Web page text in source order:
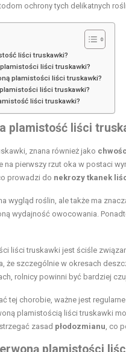
ochrony tych delikatnych
liści truskawki?
liści truskawki?
plamistości liści truskawki?
liści truskawki?
liści truskawki?
plamistość liści
znana również jako
na pierwszy rzut oka w postaci
prowadzi do nekrozy tkanek
wygląd roślin, ale także ma
wydajność owocowania.
liści truskawki jest ściśle
że szczególnie w okresach
rolnicy powinni być bardziej
tej chorobie, ważne jest
plamistością liści truskawki
zasad płodozmianu , co
plamistości